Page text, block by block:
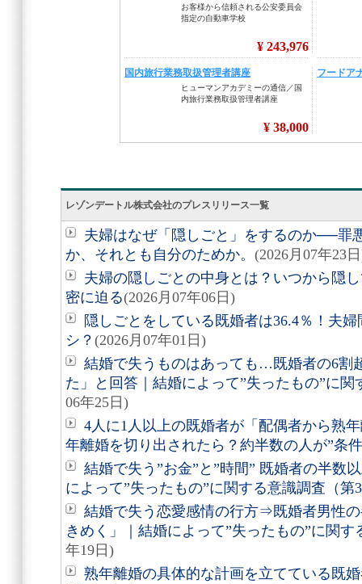
レゾンデートル株式会社のプレスリリース一覧
夫婦はなぜ「隠しごと」をするのか──罪
か、それとも自分のためか。 (2026月07年23
夫婦の隠しごとの中身とは？いつから隠
密に迫る(2026月07年06日)
隠しごとをしている既婚者は36.4％！夫
シ？ (2026月07年01日)
結婚で失うものはあっても…既婚者の6割
た」と回答｜結婚によって”失ったもの”に関
06年25日)
4人に1人以上の既婚者が「配偶者から熟
年離婚を切り出されたら？約半数の人が”条
結婚で失う”お金”と”時間” 既婚者の半数
によって”失ったもの”に関する意識調査（第
結婚で失う恋愛感情の行方⇒既婚者男性
きめく」｜結婚によって”失ったもの”に関す
年19日)
熟年離婚の具体的な計画を立てている既